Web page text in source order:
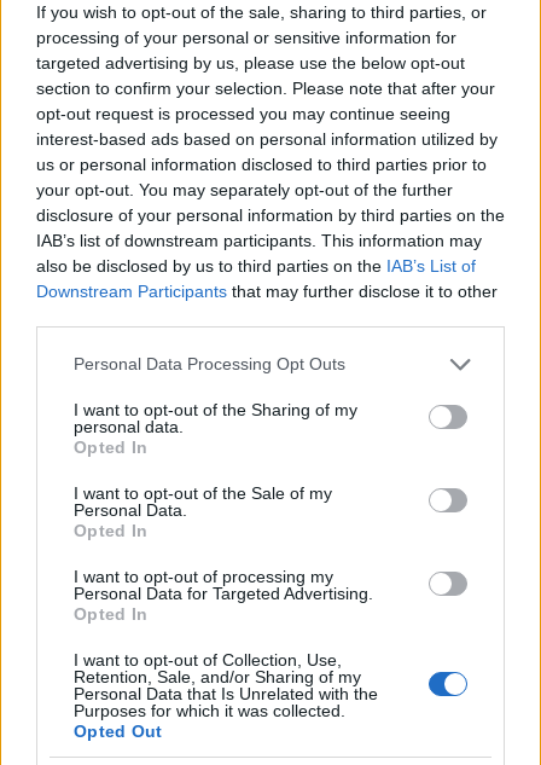
If you wish to opt-out of the sale, sharing to third parties, or
processing of your personal or sensitive information for
targeted advertising by us, please use the below opt-out
section to confirm your selection. Please note that after your
opt-out request is processed you may continue seeing
interest-based ads based on personal information utilized by
us or personal information disclosed to third parties prior to
your opt-out. You may separately opt-out of the further
disclosure of your personal information by third parties on the
IAB’s list of downstream participants. This information may
also be disclosed by us to third parties on the IAB’s List of
Downstream Participants that may further disclose it to other
Please note that this website/app uses one or more Google
not limited to your visit or usage behaviour. You may click to
grant or deny consent to Google and its third-party tags to
use your data for below specified purposes in below Google
consent section.
Personal Data Processing Opt Outs
I want to opt-out of the Sharing of my
personal data.
Opted In
I want to opt-out of the Sale of my
Personal Data.
Opted In
I want to opt-out of processing my
Personal Data for Targeted Advertising.
Opted In
I want to opt-out of Collection, Use,
Retention, Sale, and/or Sharing of my
Personal Data that Is Unrelated with the
Purposes for which it was collected.
Opted Out
Valahogy így vagyunk jelenleg, napjainkra már az
intenzív mezőgazdasági gyakorlat miatt (is) szinte
élettelen (robottá tett) talajainkkal is. Ha azt akarjuk,
hogy teremjen egyre dráguló MŰtrágyákat kell
használni, ha azt akarjuk, hogy élet is legyen benne,
ideiglenesen „baktérium-trágyák”nak nevezett,
csoda-anyagoknak hirdetett, vagy úgynevezett
„talajvitalizáló”-ként forgalmazott készítményekkel
élesztgetjük, noszogatjuk, sokszor nem az elvárt
eredménnyel (Biró, Pacsuta, 2009). Vegyük észre,
hogy ezek sajnos igen sokszor csak átmeneti
kezelések. Nem hogy végleges megoldást nem
adnak, de ideiglenes kisegítést is csak akkor, ha az
adott talajnak van még ehhez mozgósítható
anyagai, amit a „bevetett” mikróbák mozgósítani
tudnak.
Hogy melyik talajnak milyen az életereje ehhez?
Hogy melyik élőlénycsoport ebben hogyan tud részt-
venni? Hogy mennyi egy–egy fiziológiai, élettani
csoport tűrőképessége? Számos kérdés vár még
tisztázásra.
A MŰ-trágyákat kiváltani képes Nitrogén-kötő
Rhizobium baktériumok például az egyik
legérzékenyebb élőlénycsoport a talajainkban (Biró,
2008). A működőképességüknek határai, feltételei
vannak. Ugyanúgy, ahogy a talaj is csak bizonyos